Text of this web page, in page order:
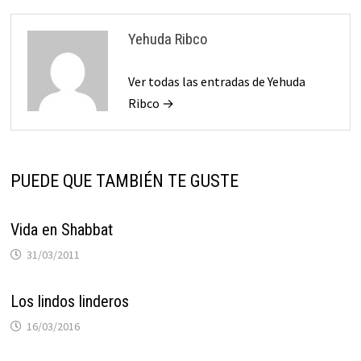
Yehuda Ribco
Ver todas las entradas de Yehuda
Ribco →
PUEDE QUE TAMBIÉN TE GUSTE
Vida en Shabbat
31/03/2011
Los lindos linderos
16/03/2016